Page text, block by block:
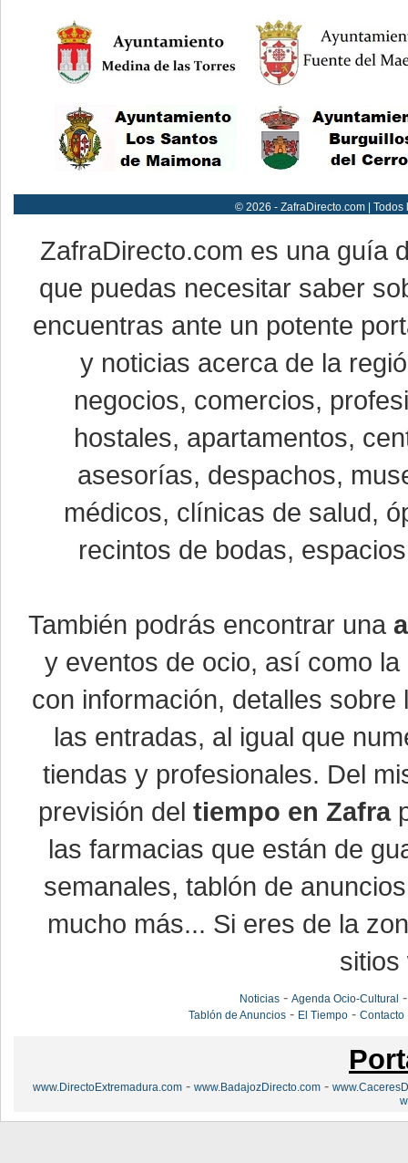
© 2026 - ZafraDirecto.com |
ZafraDirecto.com es una guía
que puedas necesitar saber
encuentras ante un potente
y noticias acerca de la
negocios, comercios,
hostales, apartamentos,
asesorías, despachos,
médicos, clínicas de salud,
recintos de bodas,
También podrás encontrar una
y eventos de ocio, así como
con información, detalles
las entradas, al igual que
tiendas y profesionales. Del
previsión deltiempo en Zafra
las farmacias que están de
semanales, tablón de
mucho más... Si eres de la
sitios
Noticias -Agenda Ocio-Cultural
Tablón de Anuncios - El Tiempo -Contacto
www.DirectoExtremadura.com - www.BadajozDirecto.com -